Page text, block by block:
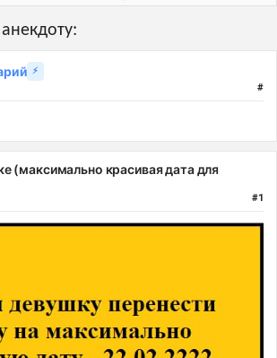
⚡
#
(максимально красивая дата для
#1